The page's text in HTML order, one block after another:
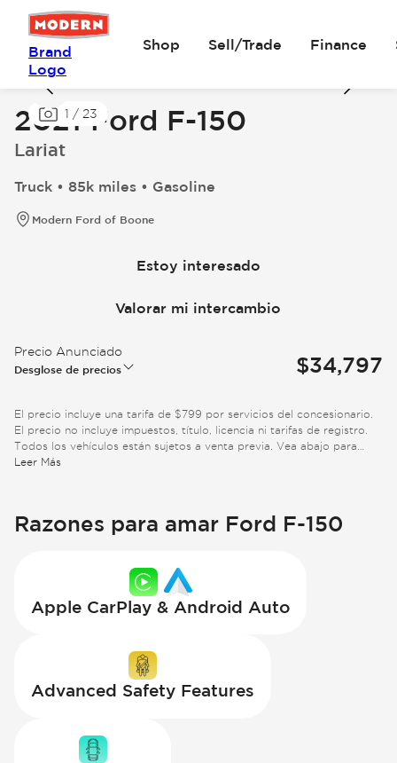
Brand
Logo
Shop Sell/Trade Finance
1 / 23
2021 Ford F-150
Lariat
Truck • 85k miles • Gasoline
Modern Ford of Boone
Estoy interesado
Valorar mi intercambio
Precio Anunciado
Desglose de precios $34,797
El precio incluye una tarifa de $799 por servicios del concesionario.
El precio no incluye impuestos, título, licencia ni tarifas de registro.
Todos los vehículos están sujetos a venta previa. Vea abajo para
información adicional.
Leer Más
Razones para amar Ford F-150
Apple CarPlay & Android Auto
Advanced Safety Features